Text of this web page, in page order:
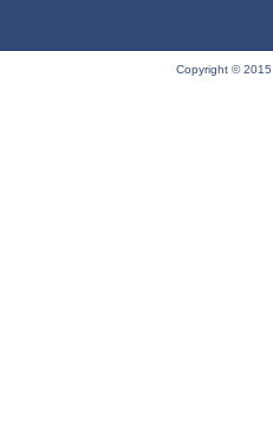
Copyright ©